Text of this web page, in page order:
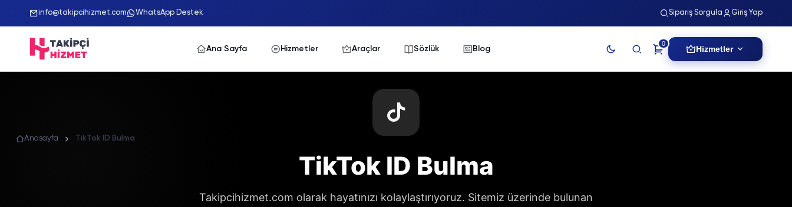
info@takipcihizmet.com WhatsApp Destek Sipariş Sorgula Giriş Yap
Ana Sayfa Hizmetler Araçlar Sözlük Blog
0
Hizmetler
Anasayfa TikTok ID Bulma
TikTok ID Bulma
Takipcihizmet.com olarak hayatınızı kolaylaştırıyoruz. Sitemiz üzerinde bulunan